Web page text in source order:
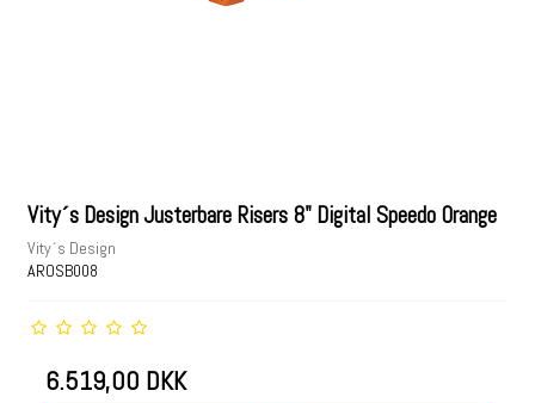
Vity´s Design Justerbare Risers 8" Digital Speedo Orange
Vity´s Design
AROSB008
6.519,00 DKK